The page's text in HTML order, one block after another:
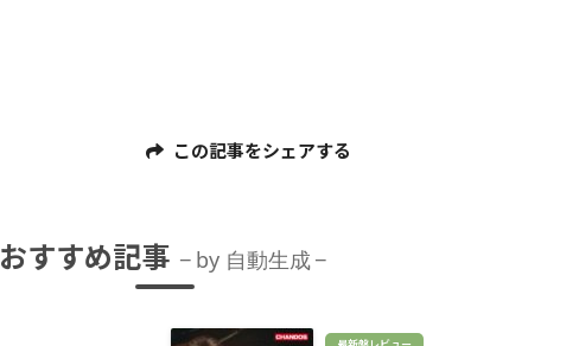
この記事をシェアする
おすすめ記事 by 自動生成